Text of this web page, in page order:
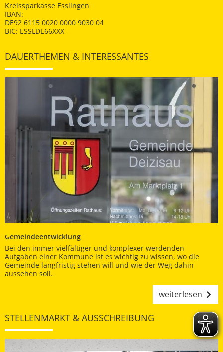
Kreissparkasse Esslingen
IBAN:
DE92 6115 0020 0000 9030 04
BIC: ESSLDE66XXX
DAUERTHEMEN & INTERESSANTES
Gemeindeentwicklung
Bei den immer vielfältiger und komplexer werdenden
Aufgaben einer Kommune ist es wichtig zu wissen, wo die
Gemeinde langfristig stehen will und wie der Weg dahin
aussehen soll.
weiterlesen
STELLENMARKT & AUSSCHREIBUNG